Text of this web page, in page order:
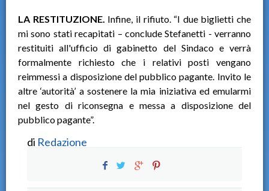
LA RESTITUZIONE. Infine, il rifiuto. “I due biglietti che
mi sono stati recapitati – conclude Stefanetti - verranno
restituiti all'ufficio di gabinetto del Sindaco e verrà
formalmente richiesto che i relativi posti vengano
reimmessi a disposizione del pubblico pagante. Invito le
altre ‘autorità’ a sostenere la mia iniziativa ed emularmi
nel gesto di riconsegna e messa a disposizione del
pubblico pagante”.
di Redazione